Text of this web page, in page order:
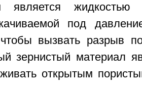
является жидкостью
под
вызвать разрыв
зернистый материал
открытым